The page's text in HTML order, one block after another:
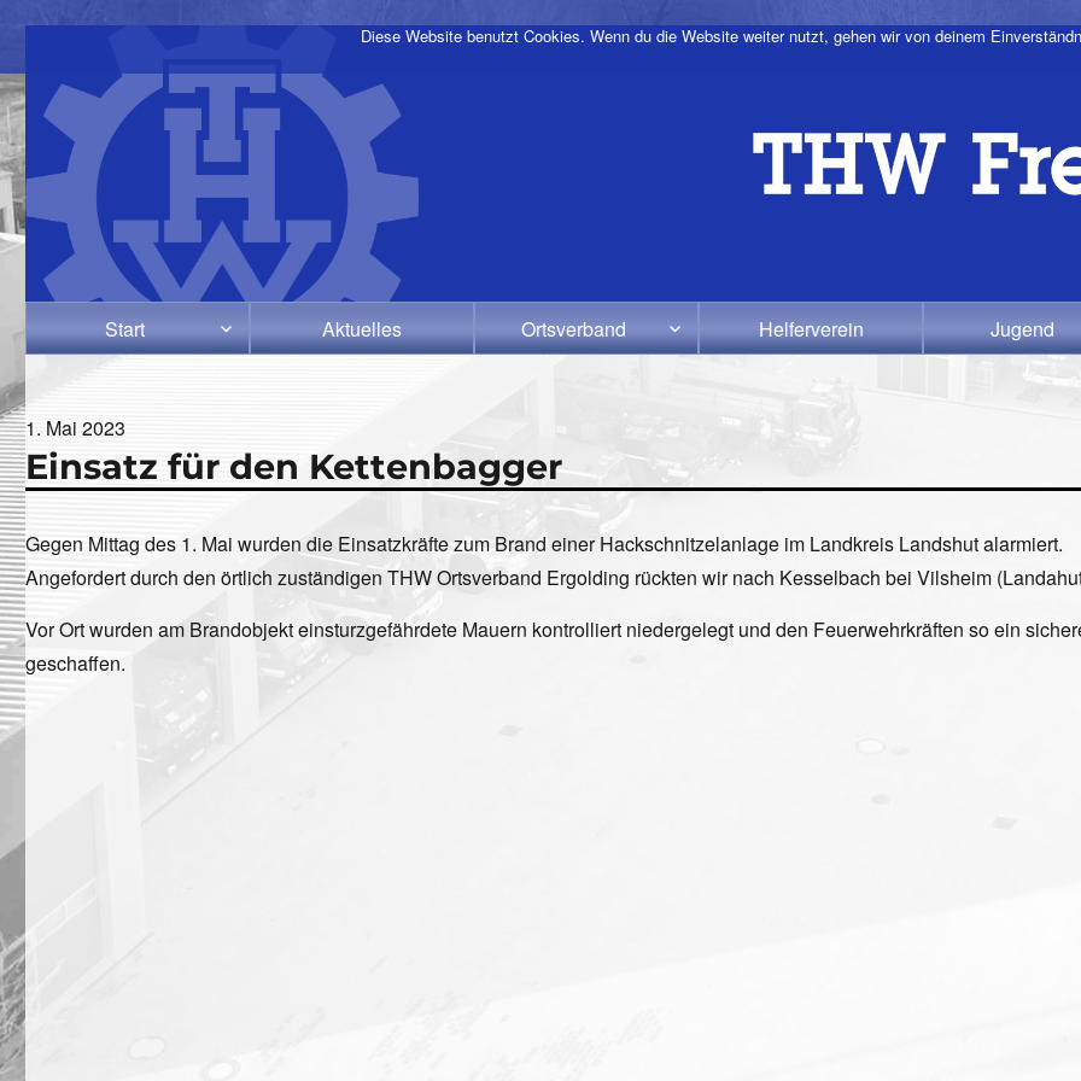
Start Aktuelles Ortsverband Helferverein Jugend
Veröffentlicht
am
1. Mai 2023
Einsatz für den Kettenbagger
Gegen Mittag des 1. Mai wurden die Einsatzkräfte zum Brand einer Hackschnitzelanlage im Landkreis Landshut alarmiert.
Angefordert durch den örtlich zuständigen THW Ortsverband Ergolding rückten wir nach Kesselbach bei Vilsheim
Vor Ort wurden am Brandobjekt einsturzgefährdete Mauern kontrolliert niedergelegt und den Feuerwehrkräften so ein
geschaffen.
Diese Website benutzt Cookies. Wenn du die Website weiter nutzt, gehen wir von deinem